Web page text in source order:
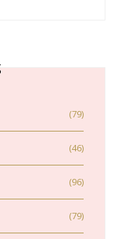
(79)
(46)
(96)
(79)